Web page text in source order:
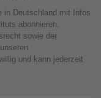
in Deutschland mit Infos
abonnieren.
sowie der
und kann jederzeit